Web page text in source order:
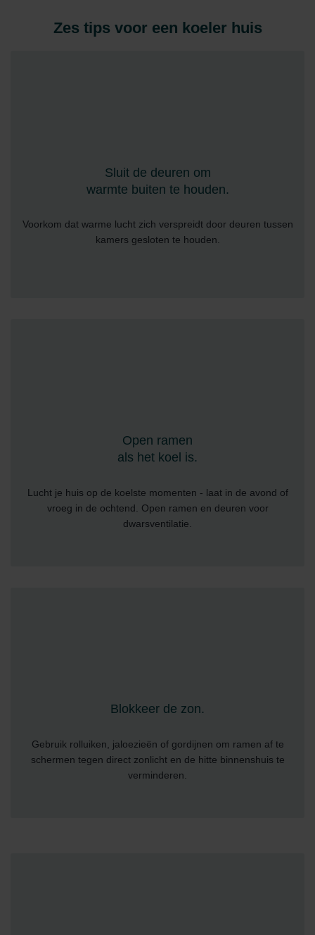
Zes tips voor een koeler huis
Sluit de deuren om
warmte buiten te houden.
Voorkom dat warme lucht zich verspreidt door deuren tussen
kamers gesloten te houden.
Open ramen
als het koel is.
Lucht je huis op de koelste momenten - laat in de avond of
vroeg in de ochtend. Open ramen en deuren voor
dwarsventilatie.
Blokkeer de zon.
Gebruik rolluiken, jaloezieën of gordijnen om ramen af te
schermen tegen direct zonlicht en de hitte binnenshuis te
verminderen.